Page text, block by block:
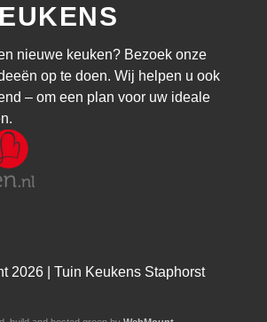
nieuwe keuken? Bezoek onze
op te doen. Wij helpen u ook
– om een plan voor uw ideale
2026 | Tuin Keukens Staphorst